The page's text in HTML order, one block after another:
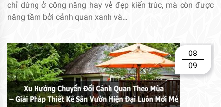
chỉ dừng ở công năng hay vẻ đẹp kiến trúc, mà còn được
nâng tầm bởi cảnh quan xanh và…
08
09